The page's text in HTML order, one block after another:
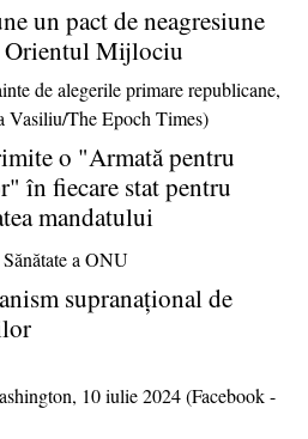
un pact de neagresiune
Orientul Mijlociu
o "Armată pentru
în fiecare stat pentru
mandatului
supranaţional de